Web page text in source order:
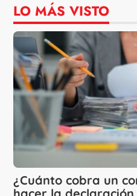
LO MÁS VISTO
¿Cuánto cobra un